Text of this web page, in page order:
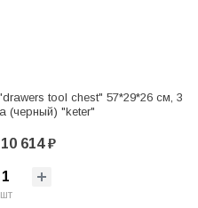
tool chest" 57*29*26 см, 3
(черный) "keter"
614 ₽
шт